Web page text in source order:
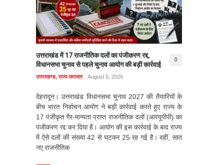
उत्तराखंड में 17 राजनीतिक दलों का पंजीकरण रद्द,
विधानसभा चुनाव से पहले चुनाव आयोग की बड़ी कार्रवाई
0
उत्तराखण्ड,राज्य समाचार August 5, 2026
देहरादून। उत्तराखंड विधानसभा चुनाव 2027 की तैयारियों के
बीच भारत निर्वाचन आयोग ने बड़ी कार्रवाई करते हुए राज्य के
17 पंजीकृत गैर-मान्यता प्राप्त राजनीतिक दलों (आरयूपीपी) का
पंजीकरण रद्द कर दिया है। आयोग की इस कार्रवाई के बाद राज्य
में ऐसे दलों की संख्या 42 से घटकर 25 रह गई है। वहीं, सात
नए राजनीतिक